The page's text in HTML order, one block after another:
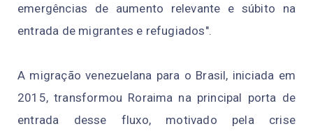
emergências de aumento relevante e súbito na
entrada de migrantes e refugiados".
A migração venezuelana para o Brasil, iniciada em
2015, transformou Roraima na principal porta de
entrada desse fluxo, motivado pela crise